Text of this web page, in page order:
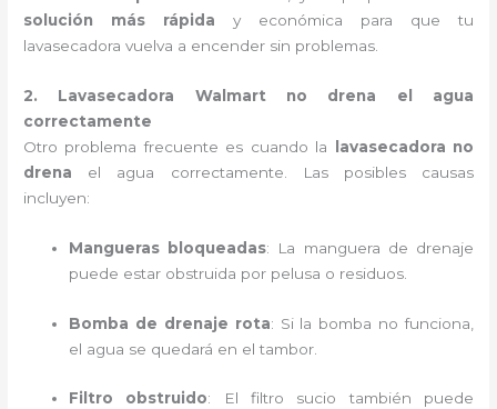
solución más rápida y económica para que tu
lavasecadora vuelva a encender sin problemas.
2. Lavasecadora Walmart no drena el agua
correctamente
Otro problema frecuente es cuando la
lavasecadora no
drena el agua correctamente. Las posibles causas
incluyen:
Mangueras bloqueadas: La manguera de drenaje
puede estar obstruida por pelusa o residuos.
Bomba de drenaje rota: Si la bomba no funciona,
el agua se quedará en el tambor.
Filtro obstruido: El filtro sucio también puede